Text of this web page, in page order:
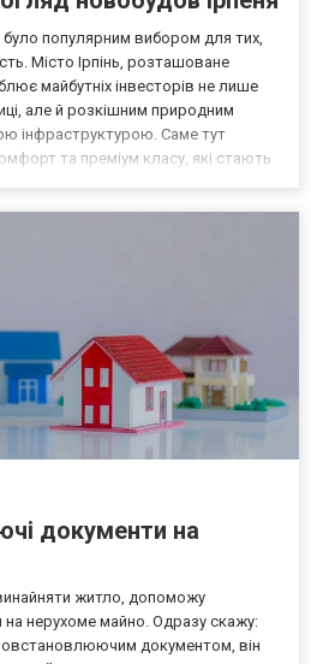
популярним вибором для тих,
Місто Ірпінь, розташоване
майбутніх інвесторів не лише
але й розкішним природним
інфраструктурою. Саме тут
та преміум класу, які стають
документи на
житло, допоможу
на нерухоме майно. Одразу скажу:
документом, він